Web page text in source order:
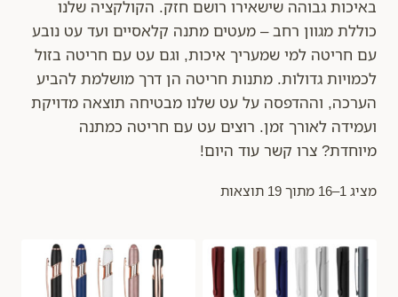
באיכות גבוהה שישאירו רושם חזק. הקולקציה שלנו
כוללת מגוון רחב – מעטים מתנה קלאסיים ועד עט נובע
עם חריטה למי שמעריך איכות, וגם עט עם חריטה בזול
לכמויות גדולות. מתנות חריטה הן דרך מושלמת להביע
הערכה, וההדפסה על עט שלנו מבטיחה תוצאה מדויקת
ועמידה לאורך זמן. רוצים עט עם חריטה כמתנה
מיוחדת? צרו קשר עוד היום!
מציג 1–16 מתוך 19 תוצאות